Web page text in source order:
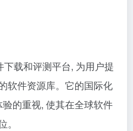
载和评测平台, 为用户提
软件资源库。它的国际化
的重视, 使其在全球软件